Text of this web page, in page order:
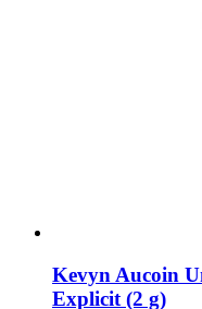
Kevyn Aucoin
Explicit (2 g)